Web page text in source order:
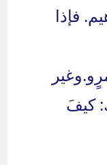
فإذا
كيفَ